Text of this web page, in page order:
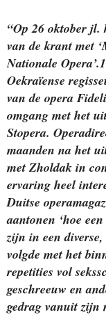
“Op 26 oktober jl.
van de krant met
Nationale
Oekraïense
van de opera
omgang met het
Stopera.
maanden na het
met Zholdak in
ervaring heel
Duitse
aantonen ‘hoe
zijn in een
volgde met het
repetities vol
geschreeuw en
gedrag vanuit zijn